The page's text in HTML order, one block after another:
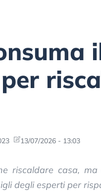
13/07/2026 - 13:03
riscaldare casa,
degli esperti per